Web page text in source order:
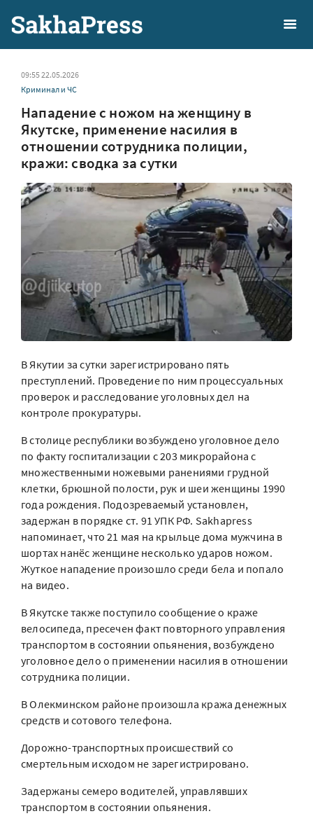
09:55 22.05.2026
Криминал и ЧС
Нападение с ножом на женщину в
Якутске, применение насилия в
отношении сотрудника полиции,
кражи: сводка за сутки
В Якутии за сутки зарегистрировано пять
преступлений. Проведение по ним процессуальных
проверок и расследование уголовных дел на
контроле прокуратуры.
В столице республики возбуждено уголовное дело
по факту госпитализации с 203 микрорайона с
множественными ножевыми ранениями грудной
клетки, брюшной полости, рук и шеи женщины 1990
года рождения. Подозреваемый установлен,
задержан в порядке ст. 91 УПК РФ. Sakhapress
напоминает, что 21 мая на крыльце дома мужчина в
шортах нанёс женщине несколько ударов ножом.
Жуткое нападение произошло среди бела и попало
на видео.
В Якутске также поступило сообщение о краже
велосипеда, пресечен факт повторного управления
транспортом в состоянии опьянения, возбуждено
уголовное дело о применении насилия в отношении
сотрудника полиции.
В Олекминском районе произошла кража денежных
средств и сотового телефона.
Дорожно-транспортных происшествий со
смертельным исходом не зарегистрировано.
Задержаны семеро водителей, управлявших
транспортом в состоянии опьянения.